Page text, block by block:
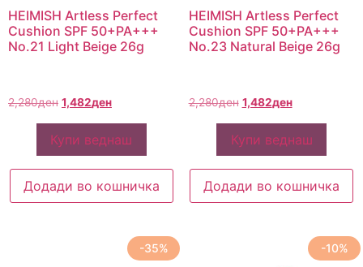
HEIMISH Artless Perfect
Cushion SPF 50+PA+++
No.21 Light Beige 26g
2,280ден 1,482ден
Купи веднаш
Додади во кошничка
HEIMISH Artless Perfect
Cushion SPF 50+PA+++
No.23 Natural Beige 26g
2,280ден 1,482ден
Купи веднаш
Додади во кошничка
-35% -10%